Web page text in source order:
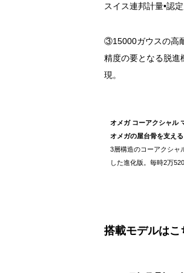
スイス連邦計量•認
③15000ガウスの高
精度の要となる脱進
現。
オメガ コーアクシャル
オメガの屋台骨を支え
3層構造のコーアクシャ
した進化版。毎時2万
搭載モデルはこ